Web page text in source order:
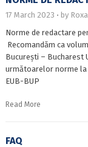
17 March 2023 by
Norme de redactare
Recomandăm ca
București – Bucharest
următoarelor norme
EUB-BUP
Read More
FAQ